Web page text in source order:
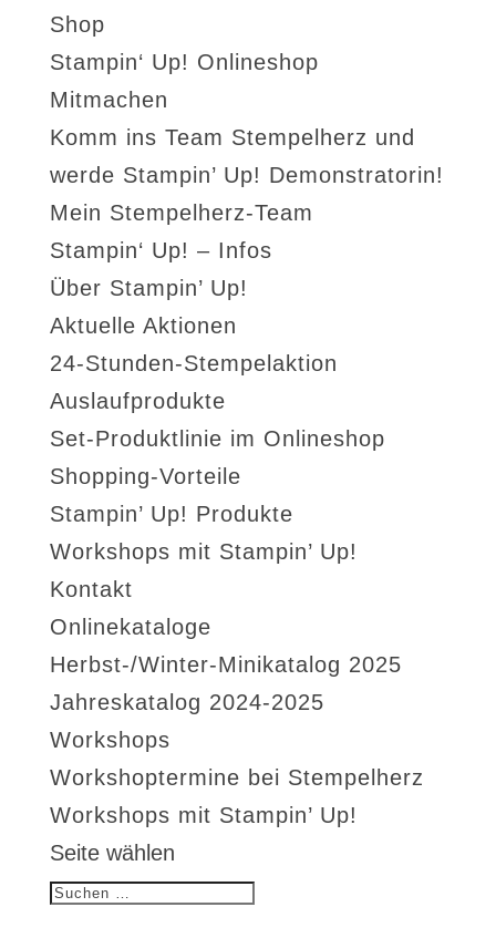
Shop
Stampin‘ Up! Onlineshop
Mitmachen
Komm ins Team Stempelherz und
werde Stampin’ Up! Demonstratorin!
Mein Stempelherz-Team
Stampin‘ Up! – Infos
Über Stampin’ Up!
Aktuelle Aktionen
24-Stunden-Stempelaktion
Auslaufprodukte
Set-Produktlinie im Onlineshop
Shopping-Vorteile
Stampin’ Up! Produkte
Workshops mit Stampin’ Up!
Kontakt
Onlinekataloge
Herbst-/Winter-Minikatalog 2025
Jahreskatalog 2024-2025
Workshops
Workshoptermine bei Stempelherz
Workshops mit Stampin’ Up!
Seite wählen